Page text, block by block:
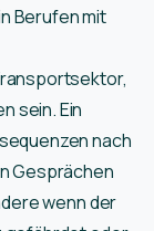
Berufen mit
sein. Ein
nach
Gesprächen
wenn der